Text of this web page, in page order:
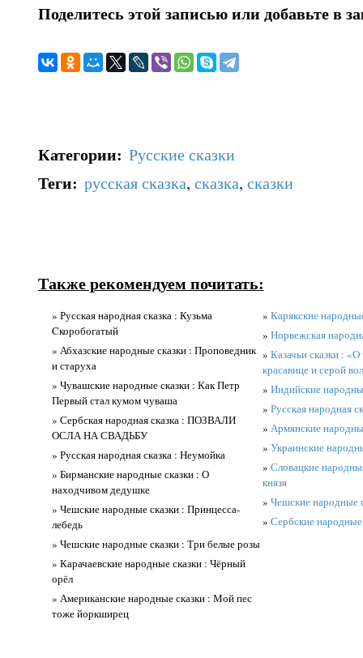
Поделитесь этой записью или добавьте в
Категории: Русские сказки
Теги: русская сказка, сказка, сказки
Также рекомендуем почитать:
» Русская народная сказка : Кузьма
Cкоробогатый
» Абхазские народные сказки : Проповедник
и старуха
» Чувашские народные сказки : Как Петр
Первый стал кумом чуваша
» Сербская народная сказка : ПОЗВАЛИ
ОСЛА НА СВАДЬБУ
» Русская народная сказка : Неумойка
» Бирманские народные сказки : О
находчивом дедушке
» Чешские народные сказки : Принцесса-
лебедь
» Чешские народные сказки : Три белые розы
» Карачаевские народные сказки : Чёрный
орёл
» Американские народные сказки : Мой пес
тоже йоркширец
» Карякские
» Норвежская
» Казачьи сказки :
красавице и серой
» Индийские
» Русская народная
» Армянские
» Украинские
» Словацкие
князя
» Чешские народные
» Сербские